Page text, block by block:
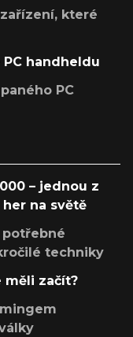
které
handheldu
PC
– jednou z
na světě
potřebné
techniky
měli začít?